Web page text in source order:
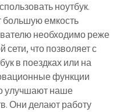
ноутбук.
большую емкость
необходимо реже
сети, что позволяет с
в поездках или на
функции
улучшают наше
Они делают работу